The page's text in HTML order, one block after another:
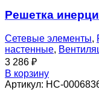
Решетка
Сетевые элементы,
настенные,
3 286 ₽
В корзину
Артикул: НС-